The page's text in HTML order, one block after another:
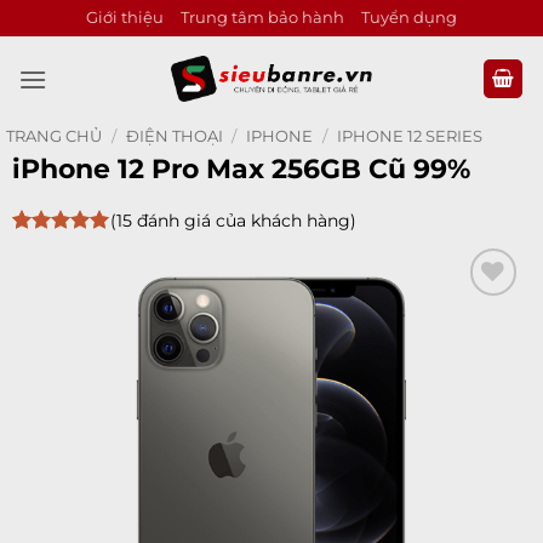
qua
nội
Giới thiệu Trung tâm bảo hành Tuyển dụng
TRANG CHỦ / ĐIỆN THOẠI / IPHONE / IPHONE 12 SERIES
iPhone 12 Pro Max 256GB Cũ 99%
(15đánh giá của khách hàng)